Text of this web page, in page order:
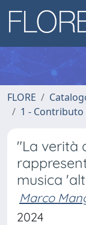
FLORE
1 -
"La verità
musica
Marco
2024